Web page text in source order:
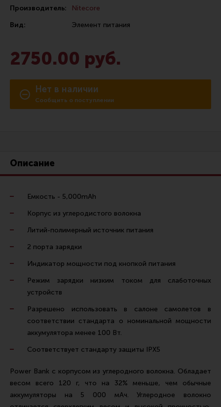
Сошки
Антабки и ремни
Тюнинг для пистолетов
Все разделы
Снаряжение для IPSC
Кобуры для IPSC
Паучеры и патронташи
Ремни для IPSC
Стрелковые таймеры
Холощение и тренировки
Другие аксессуары IPSC
Экипировка
Пневматика
Стрелковые наушники
Перчатки
Производитель:
Nitecore
Вид:
Элемент питания
2750.00 руб.
Нет в наличии
Сообщить о поступлении
Описание
Емкость - 5,000mAh
Корпус из углеродистого волокна
Литий-полимерный источник питания
2 порта зарядки
Индикатор мощности под кнопкой питания
Режим зарядки низким током для слаботочных
устройств
Разрешено использовать в салоне самолетов в
соответствии стандарта о номинальной мощности
аккумулятора менее 100 Вт.
Соответствует стандарту защиты IPX5
Power Bank с корпусом из углеродного волокна. Обладает
весом всего 120 г, что на 32% меньше, чем обычные
аккумуляторы на 5 000 мАч. Углеродное волокно